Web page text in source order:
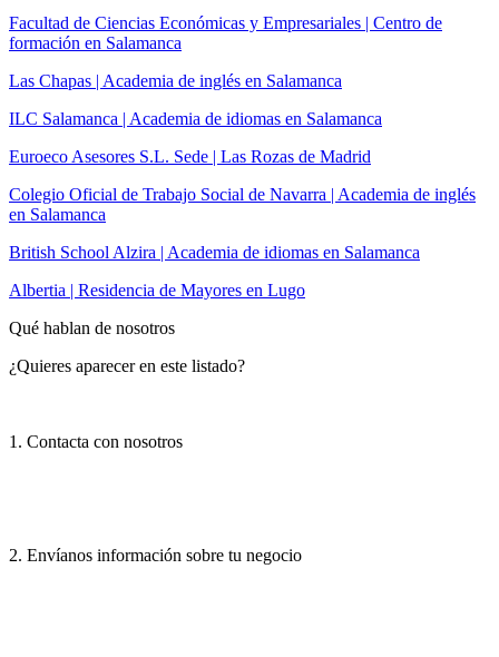
Facultad de Ciencias Económicas y Empresariales | Centro de
formación en Salamanca
Las Chapas | Academia de inglés en Salamanca
ILC Salamanca | Academia de idiomas en Salamanca
Euroeco Asesores S.L. Sede | Las Rozas de Madrid
Colegio Oficial de Trabajo Social de Navarra | Academia de inglés
en Salamanca
British School Alzira | Academia de idiomas en Salamanca
Albertia | Residencia de Mayores en Lugo
Qué hablan de nosotros
¿Quieres aparecer en este listado?
1. Contacta con nosotros
2. Envíanos información sobre tu negocio